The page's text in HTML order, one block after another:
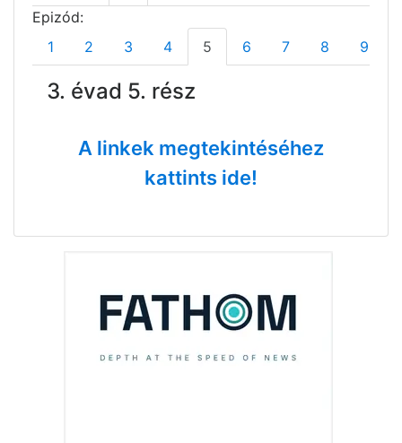
Epizód:
1
2 3 4 5 6 7 8 9
3. évad 5. rész
A linkek megtekintéséhez
kattints ide!